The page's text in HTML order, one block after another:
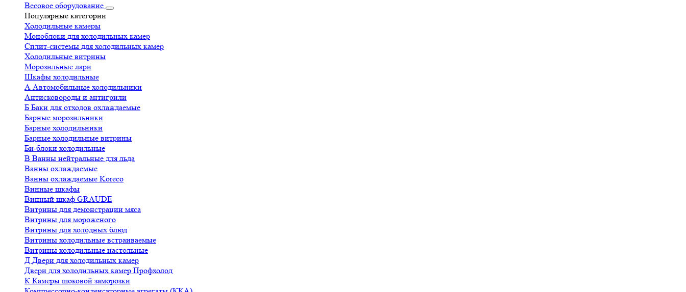
Весовое оборудование
Популярные категории
Холодильные камеры
Моноблоки для холодильных камер
Сплит-системы для холодильных камер
Холодильные витрины
Морозильные лари
Шкафы холодильные
А Автомобильные холодильники
Антисковороды и антигрили
Б Баки для отходов охлаждаемые
Барные морозильники
Барные холодильники
Барные холодильные витрины
Би-блоки холодильные
В Ванны нейтральные для льда
Ванны охлаждаемые
Ванны охлаждаемые Koreco
Винные шкафы
Винный шкаф GRAUDE
Витрины для демонстрации мяса
Витрины для мороженого
Витрины для холодных блюд
Витрины холодильные встраиваемые
Витрины холодильные настольные
Д Двери для холодильных камер
Двери для холодильных камер Профхолод
К Камеры шоковой заморозки